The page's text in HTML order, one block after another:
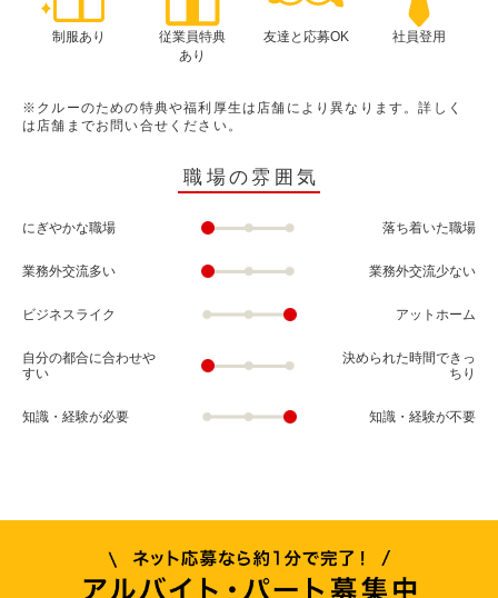
制服あり
従業員特典
あり
友達と応募OK 社員登用
※クルーのための特典や福利厚生は店舗により異なります。詳しく
は店舗までお問い合せください。
職場の雰囲気
にぎやかな職場 落ち着いた職場
業務外交流多い 業務外交流少ない
ビジネスライク アットホーム
自分の都合に合わせや
すい
決められた時間できっ
ちり
知識・経験が必要 知識・経験が不要